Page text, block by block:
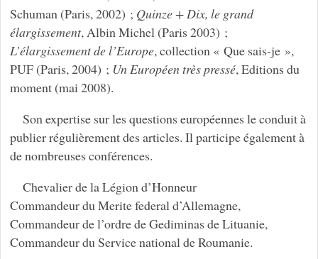
Schuman (Paris, 2002) ; Quinze + Dix, le grand
élargissement, Albin Michel (Paris 2003) ;
L’élargissement de l’Europe, collection « Que sais-je »,
PUF (Paris, 2004) ; Un Européen très pressé, Editions du
moment (mai 2008).
Son expertise sur les questions européennes le conduit à
publier régulièrement des articles. Il participe également à
de nombreuses conférences.
Chevalier de la Légion d’Honneur
Commandeur du Merite federal d’Allemagne,
Commandeur de l’ordre de Gediminas de Lituanie,
Commandeur du Service national de Roumanie.